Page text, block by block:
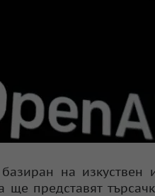
на изкуствен
представят